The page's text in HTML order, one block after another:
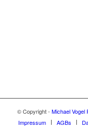
© Copyright - Michael Vogel
Impressum
AGBs